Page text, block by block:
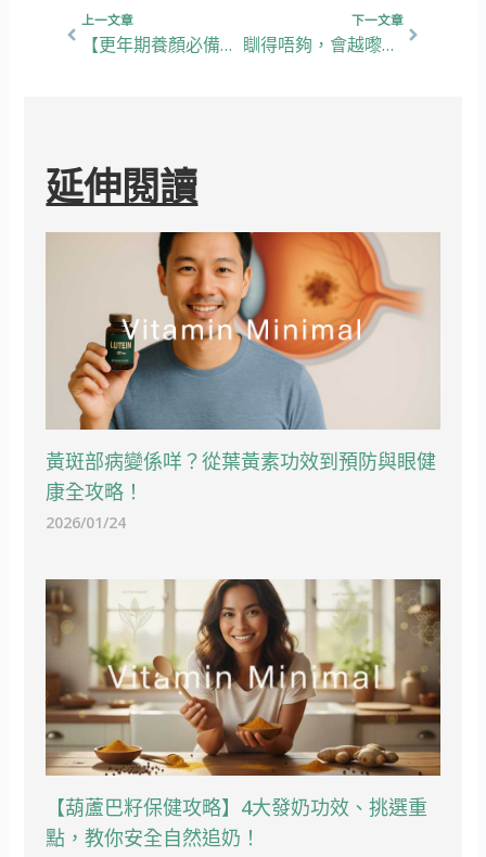
上一文章
【更年期養顏必備】輕鬆迎接更年期！試試這款滋陰養顏的蜂王乳
下一文章
瞓得唔夠，會越嚟越肥？想減肥，首要瞓得好，仲要提高基礎代謝！
延伸閱讀
黃斑部病變係咩？從葉黃素功效到預防與眼健
康全攻略！
2026/01/24
【葫蘆巴籽保健攻略】4大發奶功效、挑選重
點，教你安全自然追奶！